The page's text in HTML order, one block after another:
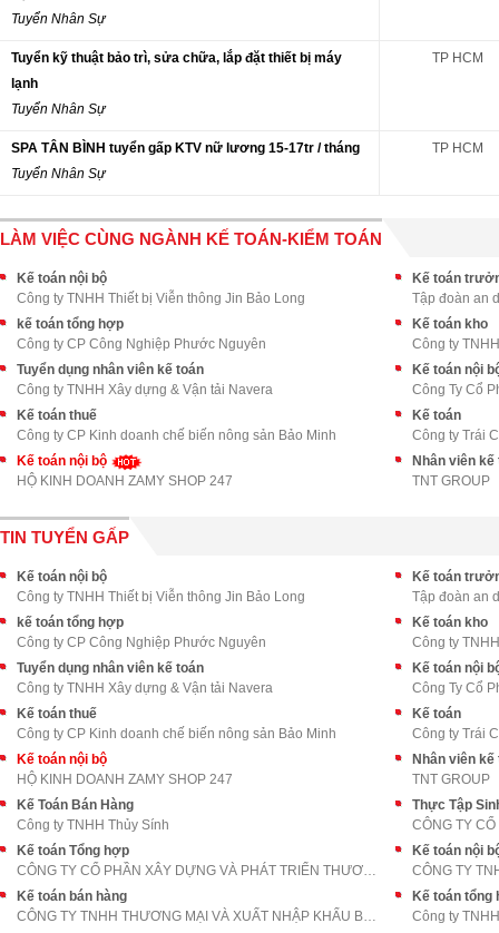
Tuyển Nhân Sự
Tuyển kỹ thuật bảo trì, sửa chữa, lắp đặt thiết bị máy
lạnh
Tuyển Nhân Sự
TP HCM
SPA TÂN BÌNH tuyển gấp KTV nữ lương 15-17tr / tháng
Tuyển Nhân Sự
TP HCM
LÀM VIỆC CÙNG NGÀNH KẾ TOÁN-KIỂM TOÁN
Kế toán nội bộ
Công ty TNHH Thiết bị Viễn thông Jin Bảo Long
Kế toán
Tập đoàn an
kế toán tổng hợp
Công ty CP Công Nghiệp Phước Nguyên
Kế toán kho
Công ty
Tuyển dụng nhân viên kế toán
Công ty TNHH Xây dựng & Vận tải Navera
Kế toán nội
Công Ty Cổ
Kế toán thuế
Công ty CP Kinh doanh chế biến nông sản Bảo Minh
Kế toán
Công ty Trái
Kế toán nội bộ
HỘ KINH DOANH ZAMY SHOP 247
Nhân viên kế
TNT GROUP
TIN TUYỂN GẤP
Kế toán nội bộ
Công ty TNHH Thiết bị Viễn thông Jin Bảo Long
Kế toán
Tập đoàn an
kế toán tổng hợp
Công ty CP Công Nghiệp Phước Nguyên
Kế toán kho
Công ty
Tuyển dụng nhân viên kế toán
Công ty TNHH Xây dựng & Vận tải Navera
Kế toán nội
Công Ty Cổ
Kế toán thuế
Công ty CP Kinh doanh chế biến nông sản Bảo Minh
Kế toán
Công ty Trái
Kế toán nội bộ
HỘ KINH DOANH ZAMY SHOP 247
Nhân viên kế
TNT GROUP
Kế Toán Bán Hàng
Công ty TNHH Thủy Sính
Thực Tập
Kế toán Tổng hợp
CÔNG TY CỔ PHẦN XÂY DỰNG VÀ PHÁT TRIỂN THƯƠNG MẠI
Kế toán nội
Kế toán bán hàng
CÔNG TY TNHH THƯƠNG MẠI VÀ XUẤT NHẬP KHẨU BÁCH THẮ
Kế toán tổng
Công ty